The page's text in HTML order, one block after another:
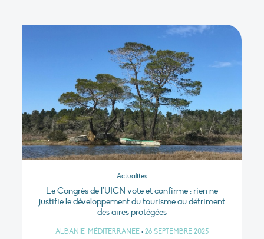
Actualités
Le Congrès de l’UICN vote et confirme : rien ne
justifie le développement du tourisme au détriment
des aires protégées
ALBANIE, MÉDITERRANÉE • 26 SEPTEMBRE 2025